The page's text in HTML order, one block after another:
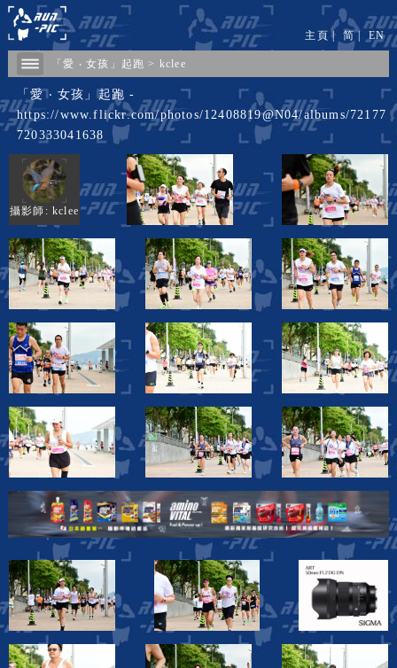
「愛 ‧ 女孩」起跑 > kclee
主頁 | 简| EN
「愛 ‧ 女孩」起跑 -
https://www.flickr.com/photos/12408819@N04/albums/72177
720333041638
攝影師: kclee